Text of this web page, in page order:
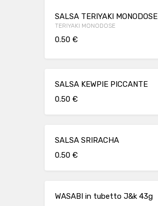
SALSA TERIYAKI MONODOSE
TERIYAKI MONODOSE
0.50 €
SALSA KEWPIE PICCANTE
0.50 €
SALSA SRIRACHA
0.50 €
WASABI in tubetto J&k 43g